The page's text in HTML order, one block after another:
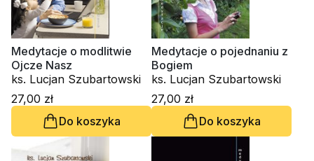
Medytacje o modlitwie
Ojcze Nasz
ks. Lucjan Szubartowski
27,00 zł
Do koszyka
Medytacje o pojednaniu z
Bogiem
ks. Lucjan Szubartowski
27,00 zł
Do koszyka